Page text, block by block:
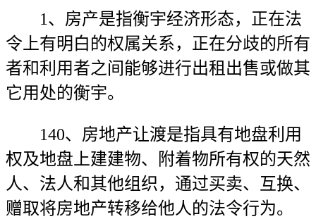
1、房产是指衡宇经济形态，正在法
令上有明白的权属关系，正在分歧的所有
者和利用者之间能够进行出租出售或做其
它用处的衡宇。
140、房地产让渡是指具有地盘利用
权及地盘上建建物、附着物所有权的天然
人、法人和其他组织，通过买卖、互换、
赠取将房地产转移给他人的法令行为。